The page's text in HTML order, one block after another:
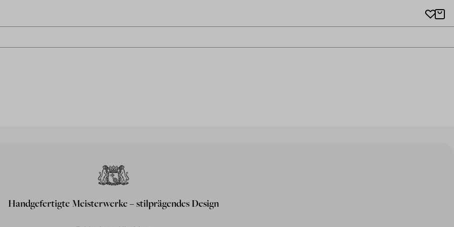
Handgefertigte Meisterwerke – stilprägendes Design